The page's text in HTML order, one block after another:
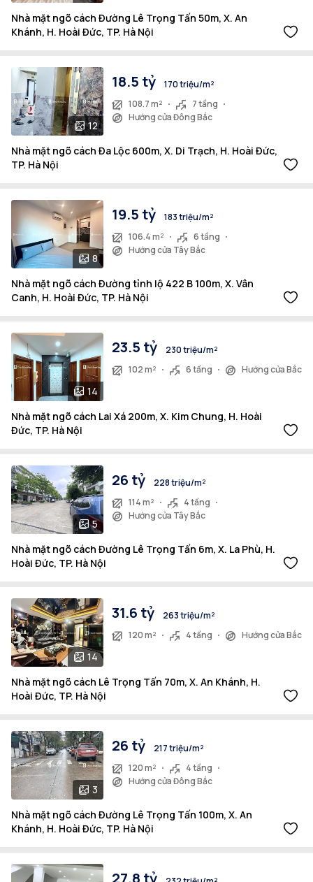
Nhà mặt ngõ cách Đường Lê Trọng Tấn 50m, X. An
Khánh, H. Hoài Đức, TP. Hà Nội
12
18.5 tỷ
170 triệu/m²
108.7 m²
7 tầng
Hướng cửa Đông Bắc
Nhà mặt ngõ cách Đa Lộc 600m, X. Di Trạch, H. Hoài Đức,
TP. Hà Nội
8
19.5 tỷ
183 triệu/m²
106.4 m²
6 tầng
Hướng cửa Tây Bắc
Nhà mặt ngõ cách Đường tỉnh lộ 422 B 100m, X. Vân
Canh, H. Hoài Đức, TP. Hà Nội
14
23.5 tỷ
230 triệu/m²
102 m²
6 tầng Hướng cửa Bắc
Nhà mặt ngõ cách Lai Xá 200m, X. Kim Chung, H. Hoài
Đức, TP. Hà Nội
5
26 tỷ
228 triệu/m²
114 m²
4 tầng
Hướng cửa Tây Bắc
Nhà mặt ngõ cách Đường Lê Trọng Tấn 6m, X. La Phù, H.
Hoài Đức, TP. Hà Nội
14
31.6 tỷ
263 triệu/m²
120 m²
4 tầng Hướng cửa Bắc
Nhà mặt ngõ cách Lê Trọng Tấn 70m, X. An Khánh, H.
Hoài Đức, TP. Hà Nội
3
26 tỷ
217 triệu/m²
120 m²
4 tầng
Hướng cửa Đông Bắc
Nhà mặt ngõ cách Đường Lê Trọng Tấn 100m, X. An
Khánh, H. Hoài Đức, TP. Hà Nội
27.8 tỷ